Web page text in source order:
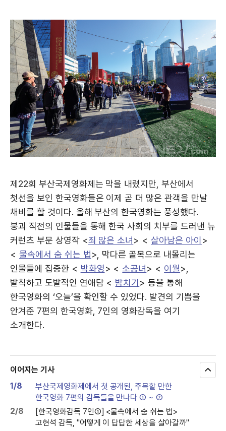
제22회 부산국제영화제는 막을 내렸지만, 부산에서
첫선을 보인 한국영화들은 이제 곧 더 많은 관객을 만날
채비를 할 것이다. 올해 부산의 한국영화는 풍성했다.
붕괴 직전의 인물들을 통해 한국 사회의 치부를 드러낸 뉴
커런츠 부문 상영작 <죄 많은 소녀 > < 살아남은 아이 >
< 물속에서 숨 쉬는 법>, 막다른 골목으로 내몰리는
인물들에 집중한 < 박화영> < 소공녀 > < 이월>,
발칙하고 도발적인 연애담 < 밤치기 > 등을 통해
한국영화의 ‘오늘’을 확인할 수 있었다. 발견의 기쁨을
안겨준 7편의 한국영화, 7인의 영화감독을 여기
소개한다.
이어지는 기사
1/8
부산국제영화제에서 첫 공개된, 주목할 만한
한국영화 7편의 감독들을 만나다 ① ~ ⑦
2/8
[한국영화감독 7인①] <물속에서 숨 쉬는 법>
고현석 감독, "어떻게 이 답답한 세상을 살아갈까"
모